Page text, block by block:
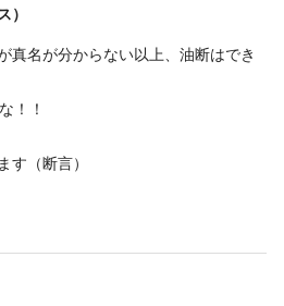
）
名が分からない以上、油断はでき
！！
す（断言）